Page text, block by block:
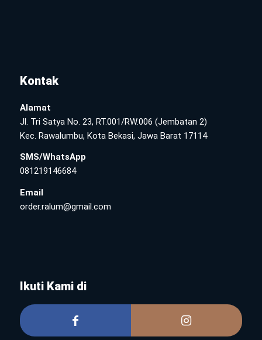
Kontak
Alamat
Jl. Tri Satya No. 23, RT.001/RW.006 (Jembatan 2)
Kec. Rawalumbu, Kota Bekasi, Jawa Barat 17114
SMS/WhatsApp
081219146684
Email
order.ralum@gmail.com
Ikuti Kami di